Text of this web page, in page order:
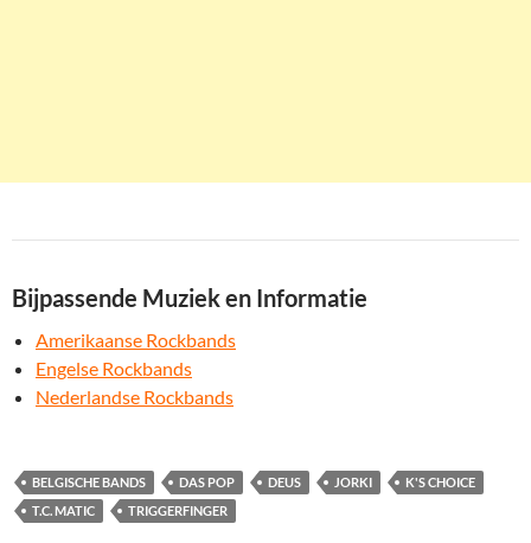
Bijpassende Muziek en Informatie
Amerikaanse Rockbands
Engelse Rockbands
Nederlandse Rockbands
BELGISCHE BANDS DAS POP DEUS JORKI
K'S CHOICE
T.C. MATIC
TRIGGERFINGER